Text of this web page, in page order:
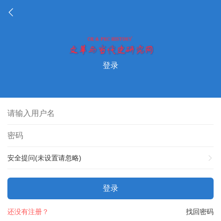
登录
安全提问(未设置请忽略)
登录
找回密码
还没有注册？